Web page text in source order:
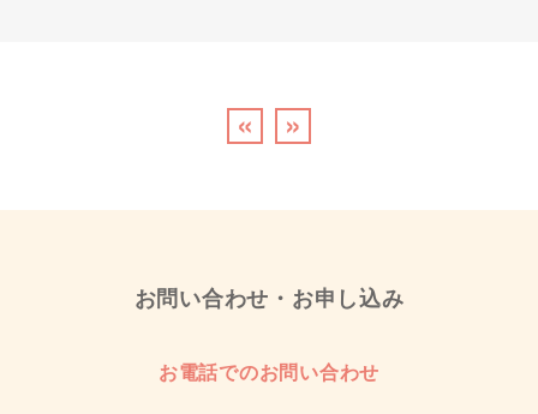
« »
お問い合わせ・お申し込み
お電話でのお問い合わせ